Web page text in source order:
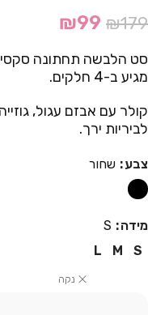
₪179
₪99
סט הלבשה תחתונה
מגיע ב-4 חלקים.
קולר עם אבזם עגול,
לביריות ירך.
צבע שחור
מידה
S
S
M
L
נקה